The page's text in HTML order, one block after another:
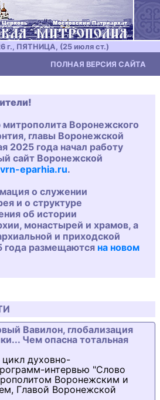
г., ПЯТНИЦА, (25 июля ст.)
ПОЛНАЯ ВЕРСИЯ САЙТА
Воронежского
главы Воронежской
2025 года начал работу
сайт Воронежской
eparhia.ru.
о служении
и о структуре
об истории
монастырей и храмов, а
и приходской
года размещаются на новом
Вавилон, глобализация
Чем опасна тотальная
духовно-
интервью "Слово
Воронежским и
Главой Воронежской